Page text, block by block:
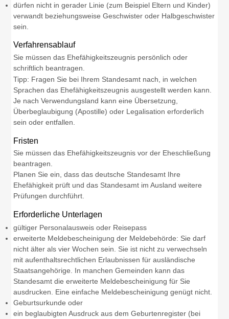
dürfen nicht in gerader Linie (zum Beispiel Eltern und Kinder)
verwandt beziehungsweise Geschwister oder Halbgeschwister
sein.
Verfahrensablauf
Sie müssen das Ehefähigkeitszeugnis persönlich oder
schriftlich beantragen.
Tipp: Fragen Sie bei Ihrem Standesamt nach, in welchen
Sprachen das Ehefähigkeitszeugnis ausgestellt werden kann.
Je nach Verwendungsland kann eine Übersetzung,
Überbeglaubigung (Apostille) oder Legalisation erforderlich
sein oder entfallen.
Fristen
Sie müssen das Ehefähigkeitszeugnis vor der Eheschließung
beantragen.
Planen Sie ein, dass das deutsche Standesamt Ihre
Ehefähigkeit prüft und das Standesamt im Ausland weitere
Prüfungen durchführt.
Erforderliche Unterlagen
gültiger Personalausweis oder Reisepass
erweiterte Meldebescheinigung der Meldebehörde: Sie darf
nicht älter als vier Wochen sein. Sie ist nicht zu verwechseln
mit aufenthaltsrechtlichen Erlaubnissen für ausländische
Staatsangehörige. In manchen Gemeinden kann das
Standesamt die erweiterte Meldebescheinigung für Sie
ausdrucken. Eine einfache Meldebescheinigung genügt nicht.
Geburtsurkunde oder
ein beglaubigten Ausdruck aus dem Geburtenregister (bei